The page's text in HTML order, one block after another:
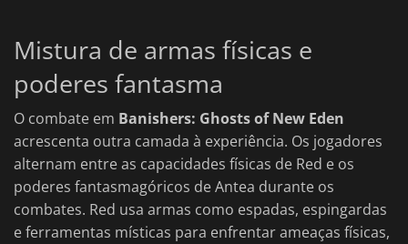
Mistura de armas físicas e
poderes fantasma
O combate em Banishers: Ghosts of New Eden
acrescenta outra camada à experiência. Os jogadores
alternam entre as capacidades físicas de Red e os
poderes fantasmagóricos de Antea durante os
combates. Red usa armas como espadas, espingardas
e ferramentas místicas para enfrentar ameaças físicas,